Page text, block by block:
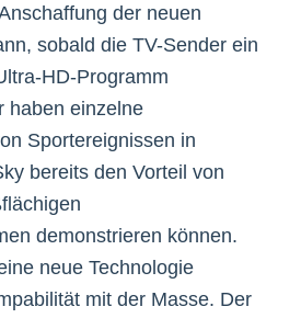
der neuen
sobald die TV-Sender ein
HD-Programm
haben einzelne
Sportereignissen in
bereits den Vorteil von
demonstrieren können.
neue Technologie
mit der Masse. Der